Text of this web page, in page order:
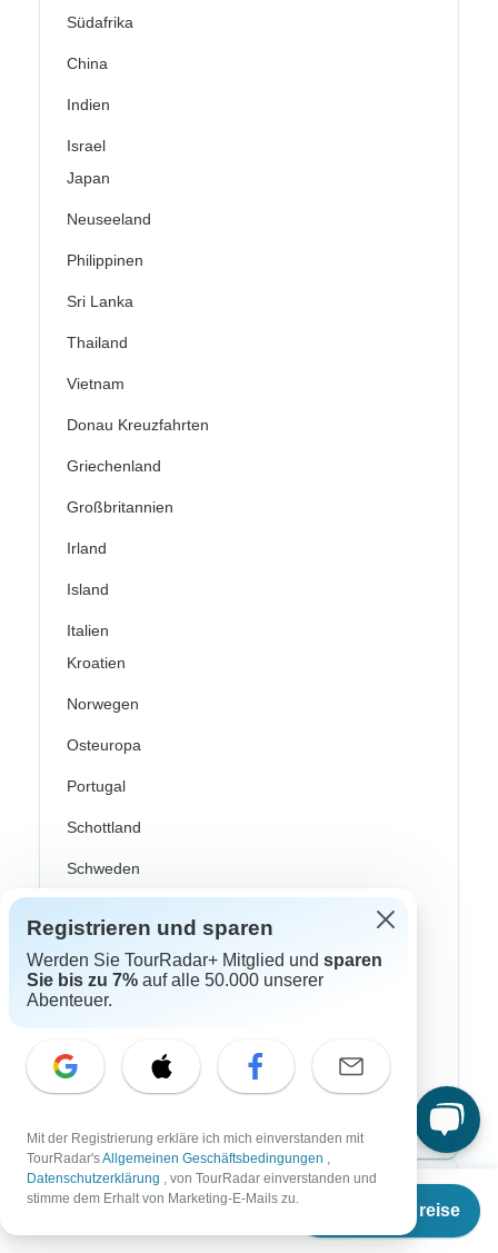
Termine & Preise
Südafrika
China
Indien
Israel
Japan
Neuseeland
Philippinen
Sri Lanka
Thailand
Vietnam
Donau Kreuzfahrten
Griechenland
Großbritannien
Irland
Island
Italien
Kroatien
Norwegen
Osteuropa
Portugal
Schottland
Schweden
Spanien
Türkei
Kanada
Top Reiseveranstalter
Registrieren und sparen
Werden Sie TourRadar+ Mitglied und sparen
Sie bis zu 7% auf alle 50.000 unserer
Abenteuer.
Mit der Registrierung erkläre ich mich einverstanden mit
TourRadar'sAllgemeinen Geschäftsbedingungen ,
Datenschutzerklärung , von TourRadar einverstanden und
stimme dem Erhalt von Marketing-E-Mails zu.